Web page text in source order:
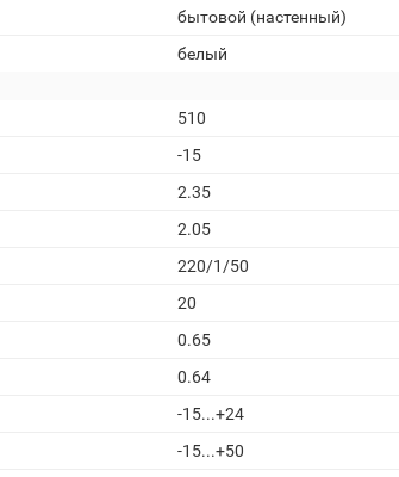
бытовой (настенный)
белый
510
-15
2.35
2.05
220/1/50
20
0.65
0.64
-15...+24
-15...+50